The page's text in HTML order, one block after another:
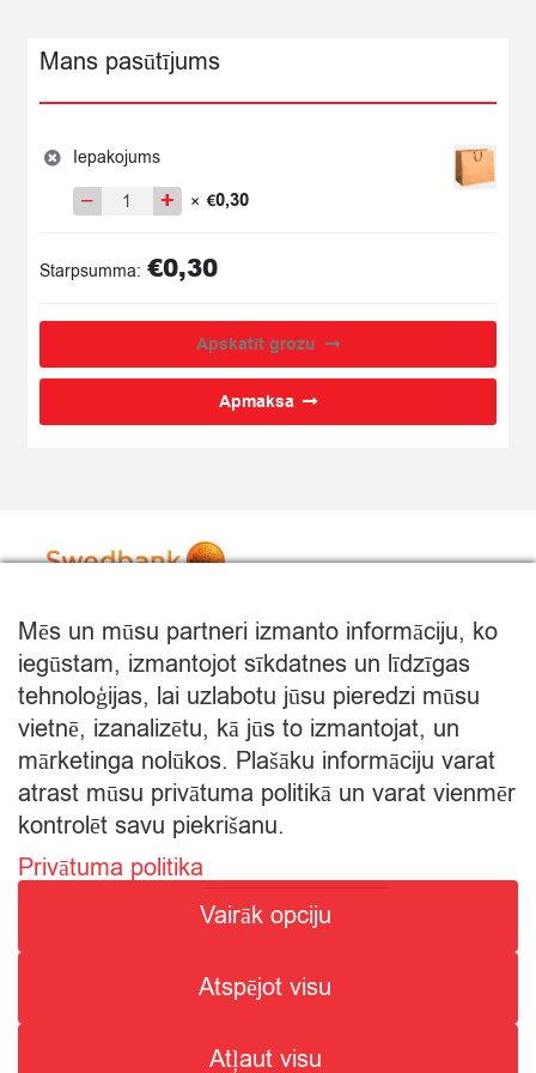
Mans pasūtījums
Iepakojums
−
Iepakojums+ × €0,30
Starpsumma: €0,30
Apskatīt grozu
Apmaksa
SPECIĀLĀ ATĻAUJA ALKOHOLISKO DZĒRIENU
MAZUMTIRDZNIECĪBAI: SĒRIJA MT Nr. 00000000736.
Mēs un mūsu partneri izmanto informāciju, ko
iegūstam, izmantojot sīkdatnes un līdzīgas
tehnoloģijas, lai uzlabotu jūsu pieredzi mūsu
vietnē, izanalizētu, kā jūs to izmantojat, un
mārketinga nolūkos. Plašāku informāciju varat
atrast mūsu privātuma politikā un varat vienmēr
kontrolēt savu piekrišanu.
Privātuma politika
Vairāk opciju
Atspējot visu
Atļaut visu